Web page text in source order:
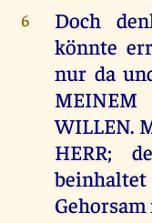
6
Doch
könnte
nur da
WILLEN.
HERR;